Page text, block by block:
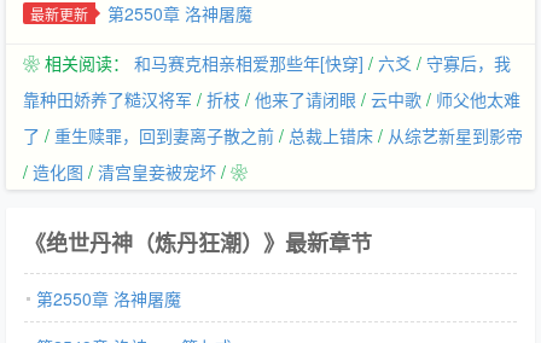
最新更新 第2550章 洛神屠魔
❀ 相关阅读： 和马赛克相亲相爱那些年[快穿] / 六爻 / 守寡后，我
靠种田娇养了糙汉将军 / 折枝 / 他来了请闭眼 / 云中歌 / 师父他太难
了 / 重生赎罪，回到妻离子散之前 / 总裁上错床 / 从综艺新星到影帝
/ 造化图 / 清宫皇妾被宠坏 / ❀
《绝世丹神（炼丹狂潮）》最新章节
第2550章 洛神屠魔